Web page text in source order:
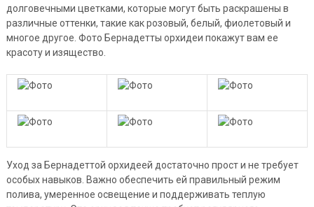
долговечными цветками, которые могут быть раскрашены в
различные оттенки, такие как розовый, белый, фиолетовый и
многое другое. Фото Бернадетты орхидеи покажут вам ее
красоту и изящество.
Уход за Бернадеттой орхидеей достаточно прост и не требует
особых навыков. Важно обеспечить ей правильный режим
полива, умеренное освещение и поддерживать теплую